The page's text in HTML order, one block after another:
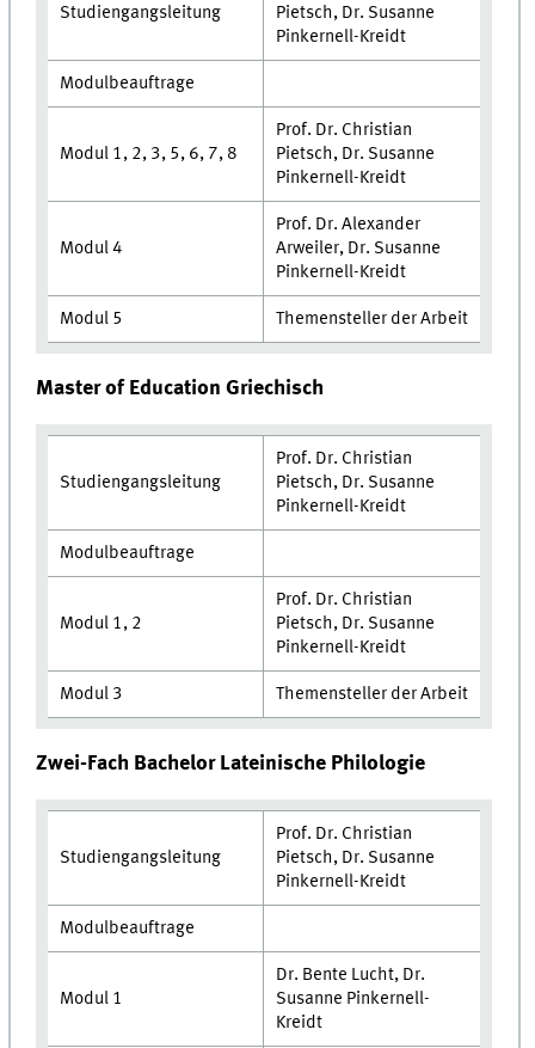
Studiengangsleitung
Pietsch, Dr. Susanne
Pinkernell-Kreidt
Modulbeauftrage
Modul 1, 2, 3, 5, 6, 7, 8
Prof. Dr. Christian
Pietsch, Dr. Susanne
Pinkernell-Kreidt
Modul 4
Prof. Dr. Alexander
Arweiler, Dr. Susanne
Pinkernell-Kreidt
Modul 5 Themensteller der Arbeit
Master of Education Griechisch
Studiengangsleitung
Prof. Dr. Christian
Pietsch, Dr. Susanne
Pinkernell-Kreidt
Modulbeauftrage
Modul 1, 2
Prof. Dr. Christian
Pietsch, Dr. Susanne
Pinkernell-Kreidt
Modul 3 Themensteller der Arbeit
Zwei-Fach Bachelor Lateinische Philologie
Studiengangsleitung
Prof. Dr. Christian
Pietsch, Dr. Susanne
Pinkernell-Kreidt
Modulbeauftrage
Modul 1
Dr. Bente Lucht, Dr.
Susanne Pinkernell-
Kreidt